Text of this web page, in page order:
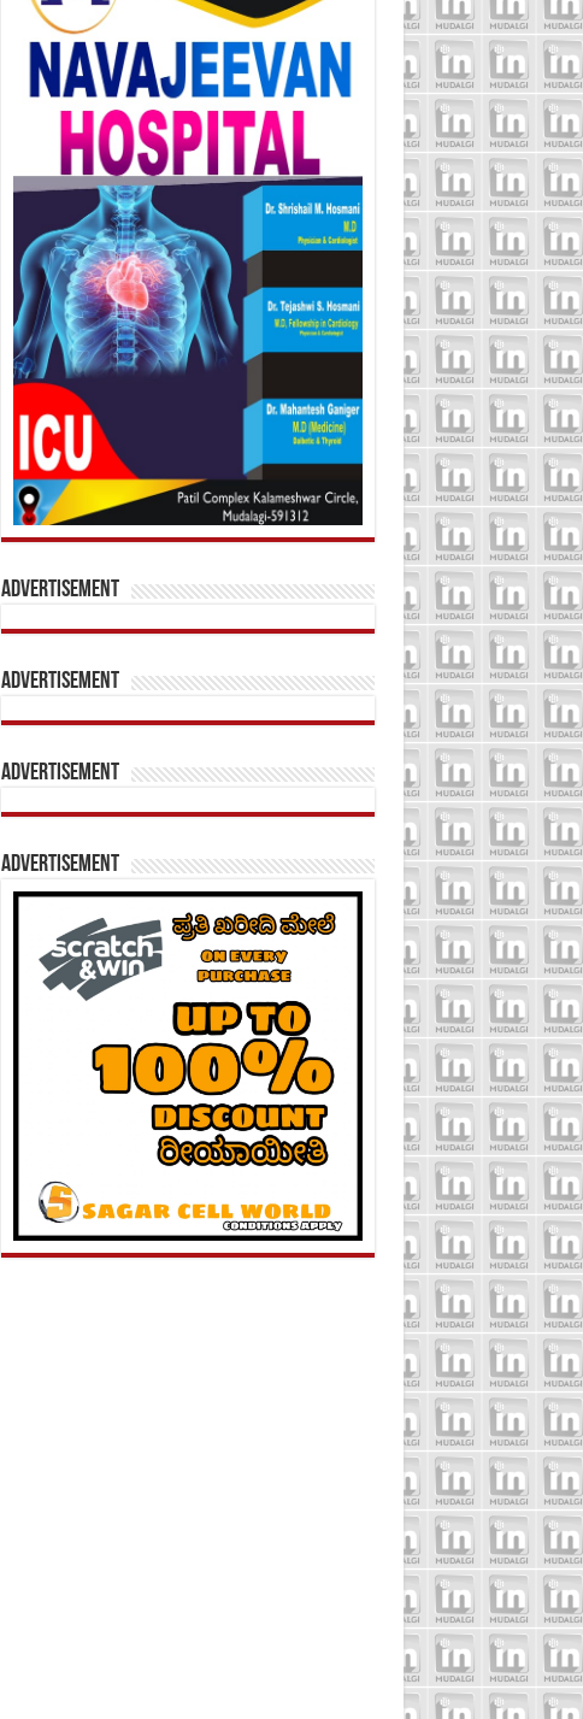
Advertisement
Advertisement
Advertisement
Advertisement